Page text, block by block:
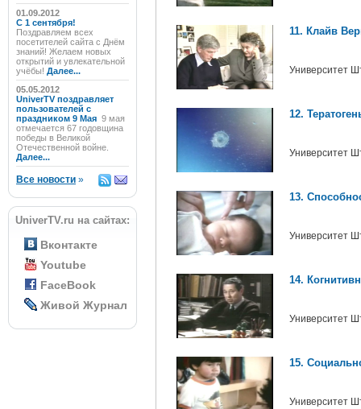
01.09.2012
C 1 сентября!
Поздравляем всех
посетителей сайта с Днём
знаний! Желаем новых
открытий и увлекательной
учёбы! Далее...
05.05.2012
UniverTV поздравляет
пользователей с
праздником 9 Мая 9 мая
отмечается 67 годовщина
победы в Великой
Отечественной войне.
Далее...
Все новости »
UniverTV.ru на сайтах:
Вконтакте
Youtube
FaceBook
Живой Журнал
11. Клайв
Университет
12.
Университет
13.
Университет
14.
Университет
15.
Университет